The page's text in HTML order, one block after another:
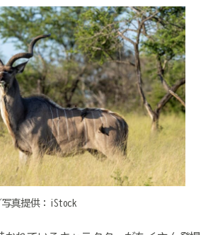
写真提供：iStock